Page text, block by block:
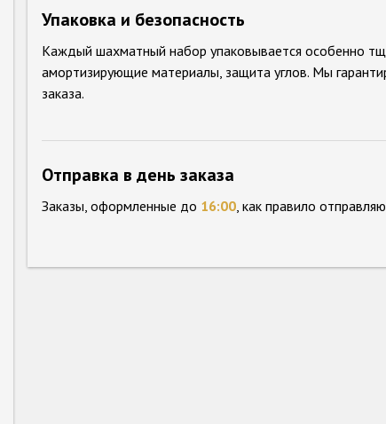
Упаковка и безопасность
Каждый шахматный набор упаковывается особенно
амортизирующие материалы, защита углов. Мы
заказа.
Отправка в день заказа
Заказы, оформленные до 16:00, как правило